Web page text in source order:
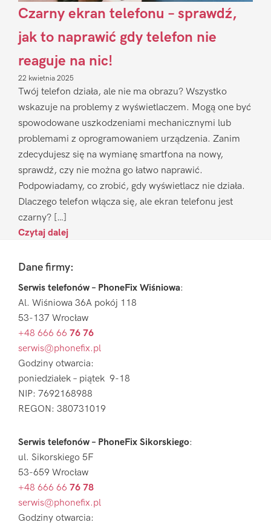
Czarny ekran telefonu – sprawdź,
jak to naprawić gdy telefon nie
reaguje na nic!
22 kwietnia 2025
Twój telefon działa, ale nie ma obrazu? Wszystko
wskazuje na problemy z wyświetlaczem. Mogą one być
spowodowane uszkodzeniami mechanicznymi lub
problemami z oprogramowaniem urządzenia. Zanim
zdecydujesz się na wymianę smartfona na nowy,
sprawdź, czy nie można go łatwo naprawić.
Podpowiadamy, co zrobić, gdy wyświetlacz nie działa.
Dlaczego telefon włącza się, ale ekran telefonu jest
czarny? […]
Czytaj dalej
FooterDane firmy:
Serwis telefonów – PhoneFix Wiśniowa:
Al. Wiśniowa 36A pokój 118
53-137 Wrocław
+48 666 66 76 76
serwis@phonefix.pl
Godziny otwarcia:
poniedziałek – piątek 9-18
NIP: 7692168988
REGON: 380731019
Serwis telefonów – PhoneFix Sikorskiego:
ul. Sikorskiego 5F
53-659 Wrocław
+48 666 66 76 78
serwis@phonefix.pl
Godziny otwarcia: